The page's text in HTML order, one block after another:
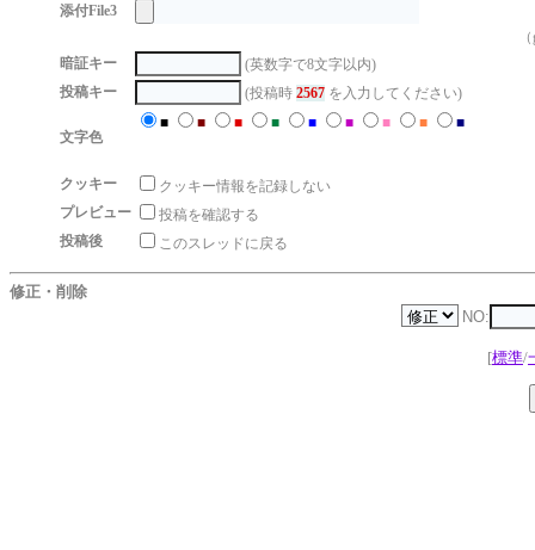
添付File3
暗証キー
(英数字で8文字以内)
投稿キー
(投稿時 2567 を入力してください)
文字色
■ ■ ■ ■ ■ ■ ■ ■ ■
クッキー
クッキー情報を記録しない
プレビュー
投稿を確認する
投稿後
このスレッドに戻る
修正・削除
NO:
[標準/